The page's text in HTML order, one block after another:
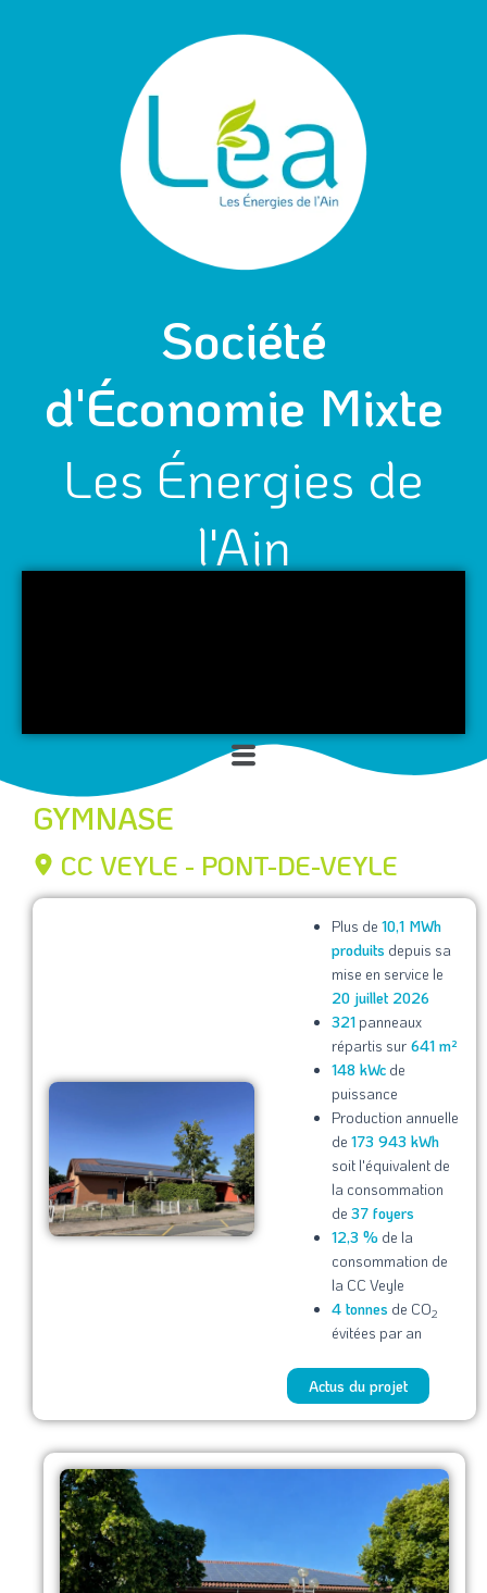
Société
d'Économie Mixte
Les Énergies de
l'Ain
Menu
GYMNASE
CC VEYLE - PONT-DE-VEYLE
Plus de10,1 MWh
produits depuis sa
mise en service le
20 juillet 2026
321panneaux
répartis sur 641 m²
148 kWc de
puissance
Production annuelle
de173 943 kWh
soit l'équivalent de
la consommation
de37 foyers
12,3 % de la
consommation de
la CC Veyle
4 tonnes de CO2
évitées par an
Actus du projet